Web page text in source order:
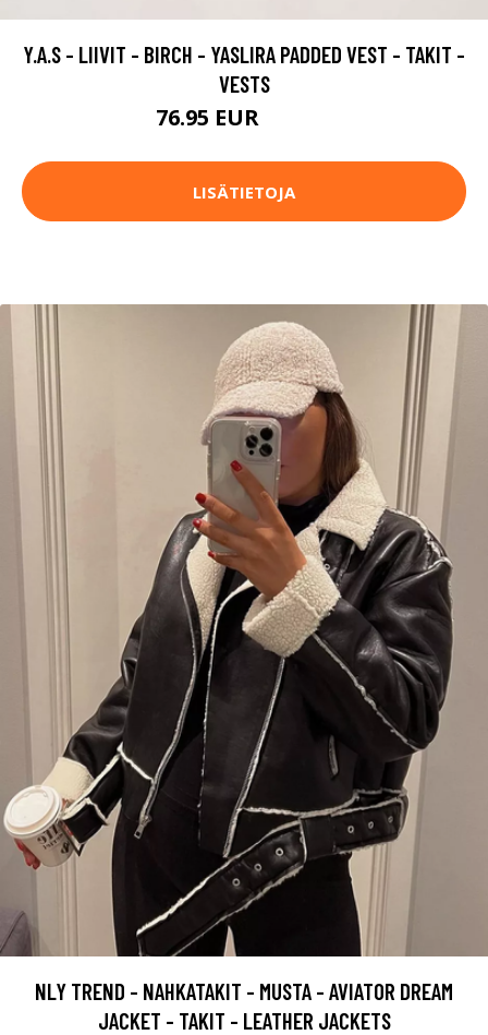
Y.A.S - LIIVIT - BIRCH - YASLIRA PADDED VEST - TAKIT -
VESTS
76.95 EUR
LISÄTIETOJA
NLY TREND - NAHKATAKIT - MUSTA - AVIATOR DREAM
JACKET - TAKIT - LEATHER JACKETS